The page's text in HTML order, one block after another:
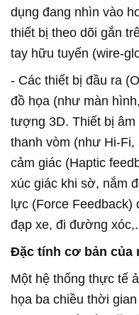
dụng đang nhìn vào
thiết bị theo dõi gắn
tay hữu tuyến (wire-
- Các thiết bị đầu ra
đồ họa (như màn
tượng 3D. Thiết bị
thanh vòm (như Hi-Fi,
cảm giác (Haptic
xúc giác khi sờ, nắm
lực (Force
đạp xe, đi đường
Đặc tính cơ bản của
Một hệ thống thực tế
họa ba chiều thời